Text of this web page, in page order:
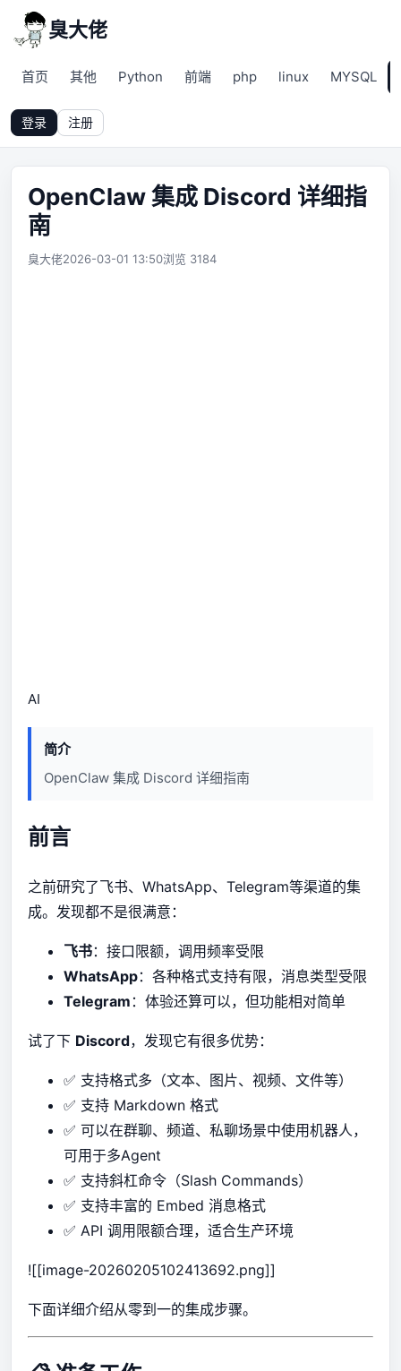
臭大佬
首页 其他 Python 前端 php linux MYSQL
登录 注册
OpenClaw 集成 Discord 详细指
南
臭大佬2026-03-01 13:50浏览 3184
AI
简介
OpenClaw 集成 Discord 详细指南
前言
之前研究了飞书、WhatsApp、Telegram等渠道的集
成。发现都不是很满意：
飞书：接口限额，调用频率受限
WhatsApp：各种格式支持有限，消息类型受限
Telegram ：体验还算可以，但功能相对简单
试了下 Discord，发现它有很多优势：
✅ 支持格式多（文本、图片、视频、文件等）
✅ 支持 Markdown 格式
✅ 可以在群聊、频道、私聊场景中使用机器人，
可用于多Agent
✅ 支持斜杠命令（Slash Commands）
✅ 支持丰富的 Embed 消息格式
✅ API 调用限额合理，适合生产环境
![[image-20260205102413692.png]]
下面详细介绍从零到一的集成步骤。